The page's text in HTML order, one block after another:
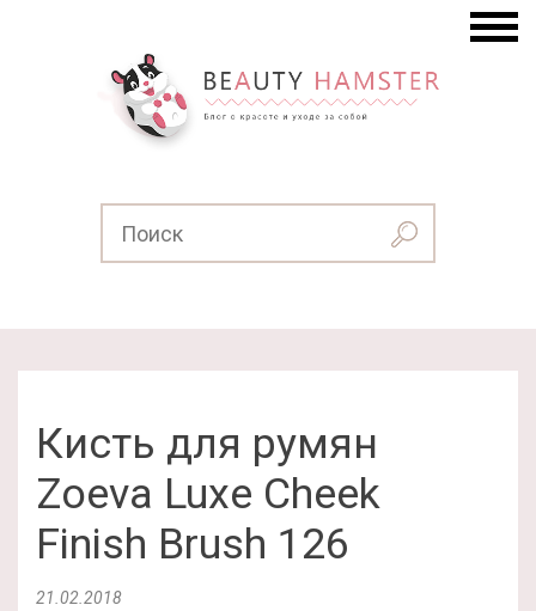
Кисть для румян
Zoeva Luxe Cheek
Finish Brush 126
21.02.2018